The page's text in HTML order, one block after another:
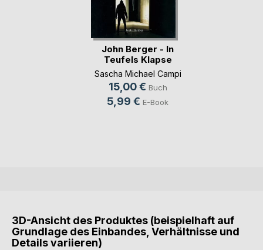
John Berger - In
Teufels Klapse
Sascha Michael Campi
15,00 € Buch
5,99 € E-Book
3D-Ansicht des Produktes (beispielhaft auf
Grundlage des Einbandes, Verhältnisse und
Details variieren)